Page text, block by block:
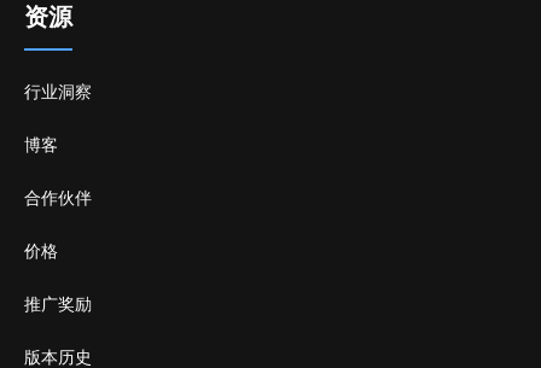
资源
行业洞察
博客
合作伙伴
价格
推广奖励
版本历史